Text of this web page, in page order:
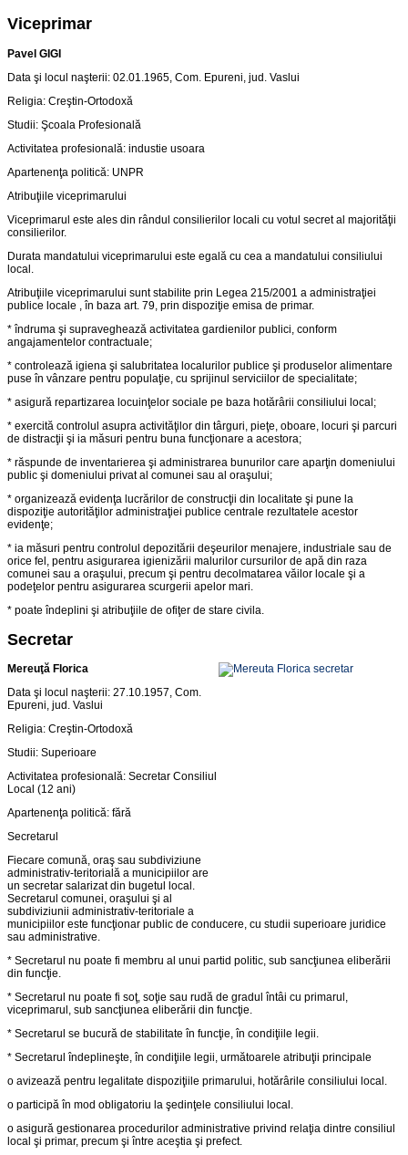
Viceprimar
Pavel GIGI
Data şi locul naşterii: 02.01.1965, Com. Epureni, jud. Vaslui
Religia: Creştin-Ortodoxă
Studii: Şcoala Profesională
Activitatea profesională: industie usoara
Apartenenţa politică: UNPR
Atribuţiile viceprimarului
Viceprimarul este ales din rândul consilierilor locali cu votul secret al majorităţii
consilierilor.
Durata mandatului viceprimarului este egală cu cea a mandatului consiliului
local.
Atribuţiile viceprimarului sunt stabilite prin Legea 215/2001 a administraţiei
publice locale , în baza art. 79, prin dispoziţie emisa de primar.
* îndruma şi supraveghează activitatea gardienilor publici, conform
angajamentelor contractuale;
* controlează igiena şi salubritatea localurilor publice şi produselor alimentare
puse în vânzare pentru populaţie, cu sprijinul serviciilor de specialitate;
* asigură repartizarea locuinţelor sociale pe baza hotărârii consiliului local;
* exercită controlul asupra activităţilor din târguri, pieţe, oboare, locuri şi parcuri
de distracţii şi ia măsuri pentru buna funcţionare a acestora;
* răspunde de inventarierea şi administrarea bunurilor care aparţin domeniului
public şi domeniului privat al comunei sau al oraşului;
* organizează evidenţa lucrărilor de construcţii din localitate şi pune la
dispoziţie autorităţilor administraţiei publice centrale rezultatele acestor
evidenţe;
* ia măsuri pentru controlul depozitării deşeurilor menajere, industriale sau de
orice fel, pentru asigurarea igienizării malurilor cursurilor de apă din raza
comunei sau a oraşului, precum şi pentru decolmatarea văilor locale şi a
podeţelor pentru asigurarea scurgerii apelor mari.
* poate îndeplini şi atribuţiile de ofiţer de stare civila.
Secretar
Mereuţă Florica
Data şi locul naşterii: 27.10.1957, Com.
Epureni, jud. Vaslui
Religia: Creştin-Ortodoxă
Studii: Superioare
Activitatea profesională: Secretar Consiliul
Local (12 ani)
Apartenenţa politică: fără
Secretarul
Fiecare comună, oraş sau subdiviziune
administrativ-teritorială a municipiilor are
un secretar salarizat din bugetul local.
Secretarul comunei, oraşului şi al
subdiviziunii administrativ-teritoriale a
municipiilor este funcţionar public de conducere, cu studii superioare juridice
sau administrative.
* Secretarul nu poate fi membru al unui partid politic, sub sancţiunea eliberării
din funcţie.
* Secretarul nu poate fi soţ, soţie sau rudă de gradul întâi cu primarul,
viceprimarul, sub sancţiunea eliberării din funcţie.
* Secretarul se bucură de stabilitate în funcţie, în condiţiile legii.
* Secretarul îndeplineşte, în condiţiile legii, următoarele atribuţii principale
o avizează pentru legalitate dispoziţiile primarului, hotărârile consiliului local.
o participă în mod obligatoriu la şedinţele consiliului local.
o asigură gestionarea procedurilor administrative privind relaţia dintre consiliul
local şi primar, precum şi între aceştia şi prefect.